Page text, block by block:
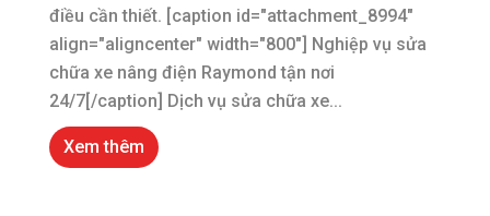
điều cần thiết. [caption id="attachment_8994"
align="aligncenter" width="800"] Nghiệp vụ sửa
chữa xe nâng điện Raymond tận nơi
24/7[/caption] Dịch vụ sửa chữa xe...
Xem thêm